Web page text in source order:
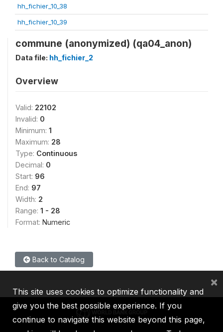
hh_fichier_10_38
hh_fichier_10_39
commune (anonymized) (qa04_anon)
Data file: hh_fichier_2
Overview
Valid: 22102
Invalid: 0
Minimum: 1
Maximum: 28
Type: Continuous
Decimal: 0
Start: 96
End: 97
Width: 2
Range: 1 - 28
Format: Numeric
Back to Catalog
This site uses cookies to optimize functionality and
give you the best possible experience. If you
continue to navigate this website beyond this page,
×